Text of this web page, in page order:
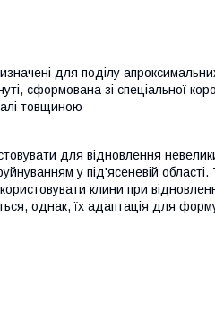
для поділу
сформована зі спеціальної
товщиною
для відновлення
у під'ясеневій
клини при
однак, їх адаптація для